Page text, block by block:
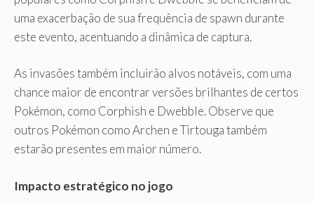
uma exacerbação de sua frequência de spawn durante
este evento, acentuando a dinâmica de captura.
As invasões também incluirão alvos notáveis, com uma
chance maior de encontrar versões brilhantes de certos
Pokémon, como Corphish e Dwebble. Observe que
outros Pokémon como Archen e Tirtouga também
estarão presentes em maior número.
Impacto estratégico no jogo